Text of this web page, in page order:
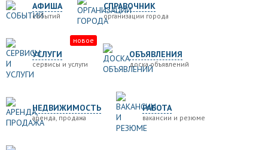
АФИША
событий
СПРАВОЧНИК
организации города
УСЛУГИ
сервисы и услуги
новое
ОБЪЯВЛЕНИЯ
доска объявлений
НЕДВИЖИМОСТЬ
аренда, продажа
РАБОТА
вакансии и резюме